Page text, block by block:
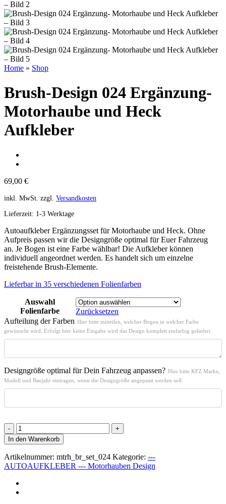
Home » Shop
Brush-Design 024 Ergänzung-
Motorhaube und Heck
Aufkleber
69,00 €
inkl. MwSt. zzgl. Versandkosten
Lieferzeit: 1-3 Werktage
Autoaufkleber Ergänzungsset für Motorhaube und Heck. Ohne
Aufpreis passen wir die Designgröße optimal für Euer Fahrzeug
an. Je Bogen ist eine Farbe wählbar! Die Aufkleber können
individuell angeordnet werden. Es handelt sich um einzelne
freistehende Brush-Elemente.
Lieferbar in 35 verschiedenen Folienfarben
Auswahl
Folienfarbe
Zurücksetzen
Aufteilung der Farben Hier bitte mitteilen, welcher Bogen in welcher Farbe
gewünscht wird. Erfolgt hier keine Eingabe wird das Design komplett einfarbig geliefert.
Designgröße optimal für Dein Fahrzeug anpassen? Hier bitte KFZ Marke,
Modell und Baujahr eintragen, wenn die Designgröße angepasst werden soll.
Brush-
Design
024
Ergänzung-
Motorhaube
und
Heck
Aufkleber
In den Warenkorb
Artikelnummer: mtrh_br_set_024 Kategorie: ---
AUTOAUFKLEBER --- Motorhauben Design